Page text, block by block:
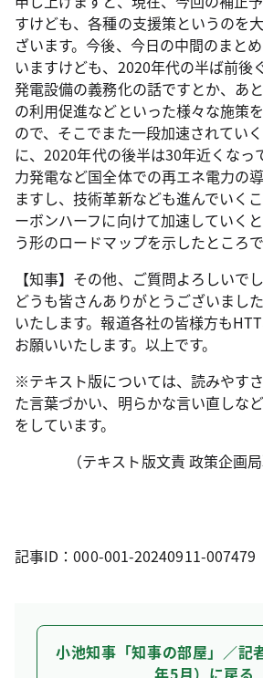
すけども、各種の支援策というのを
ざいます。今後、今日の中間のまと
いますけども、2020年代の半ば前後
発電設備の義務化の話ですとか、あ
の利用促進などといった様々な施策
ので、そこでまた一段加速されてい
に、2020年代の後半は30年近くなっ
力発電など国全体での再エネ電力の
ますし、技術革新なども進んでいく
ーボンハーフに向けて加速していく
う形のロードマップを示したところで
【知事】その他、ご質問よろしいで
どうも皆さんありがとうございまし
いたします。報道各社の皆様方も
お願いいたします。以上です。
※テキスト版については、読みやす
た言葉づかい、明らかな言い直しな
をしています。
（テキスト版文責 政策企画
記事ID：000-001-20240911-007479
小池知事「知事の部屋」／記